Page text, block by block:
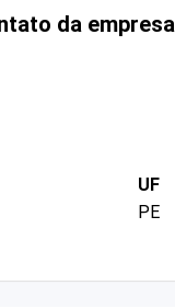
da empresa
UF
PE